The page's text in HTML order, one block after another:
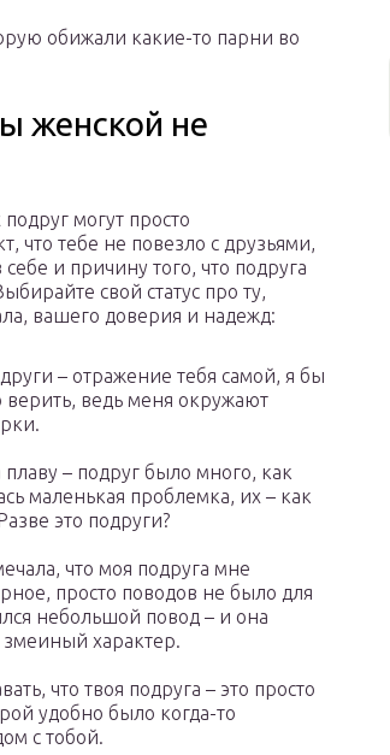
обижали какие-то парни во
женской не
могут просто
что тебе не повезло с друзьями,
себе и причину того, что подруга
свой статус про ту,
вашего доверия и надежд:
– отражение тебя самой, я бы
верить, ведь меня окружают
– подруг было много, как
маленькая проблемка, их – как
это подруги?
что моя подруга мне
просто поводов не было для
небольшой повод – и она
змеиный характер.
что твоя подруга – это просто
удобно было когда-то
с тобой.